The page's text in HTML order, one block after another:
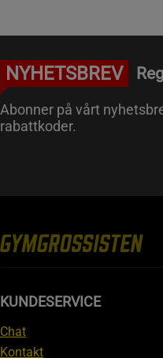
NYHETSBREV
Abonner på vårt
rabattkoder.
KUNDESERVICE
Chat
Kontakt